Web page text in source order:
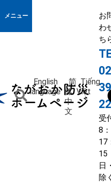
メニュー
お
わ
ち
受
8
17
15
日
除
English
language
简
体
中
文
Tiếng
Việt